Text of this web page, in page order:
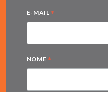
E-MAIL *
NOME *